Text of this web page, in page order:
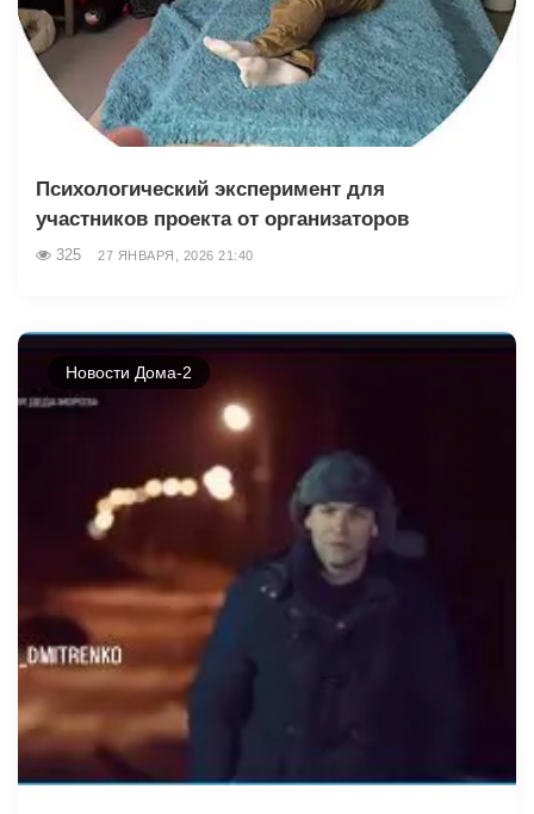
Психологический эксперимент для
участников проекта от организаторов
325 27 ЯНВАРЯ, 2026 21:40
Новости Дома-2